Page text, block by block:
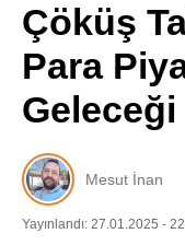
Çöküş
Para
Geleceği
Mesut İnan
Yayınlandı: 27.01.2025 -